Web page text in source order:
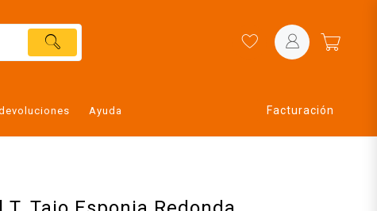
Ayuda Facturación